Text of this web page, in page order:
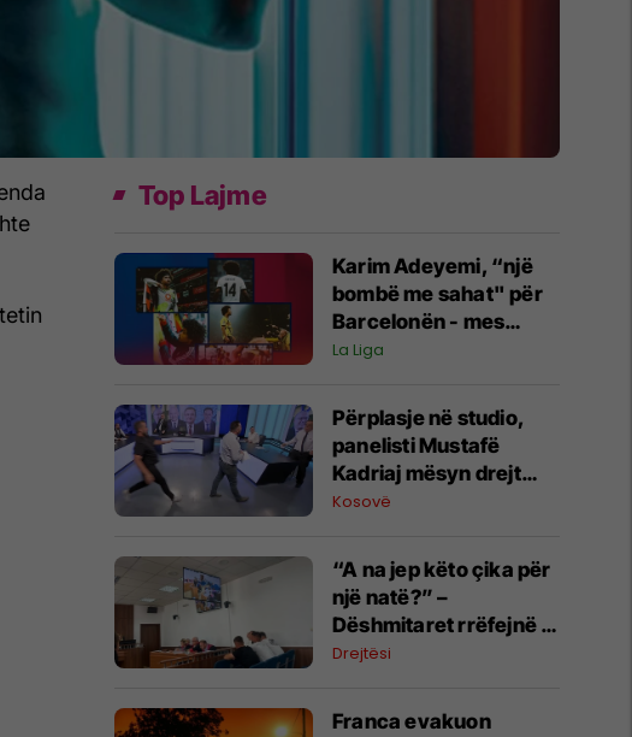
Top Lajme
Karim Adeyemi, “një
bombë me sahat" për
Barcelonën - mes
talentit të madh dhe
madhështisë
La Liga
Përplasje në studio,
panelisti Mustafë
Kadriaj mësyn drejt
Nexhmedin Spahiut -
Kosovë
“A na jep këto çika për
një natë?” –
Dëshmitaret rrëfejnë si
nisi konflikti që
plagosjen e tre
Drejtësi
Franca evakuon